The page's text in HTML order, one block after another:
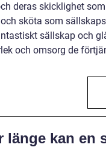
deras skicklighet
sköta som
sällskap och
och omsorg de
länge kan en